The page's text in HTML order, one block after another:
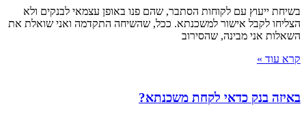
בשיחת ייעוץ עם לקוחות הסתבר, שהם פנו באופן עצמאי לבנקים ולא
הצליחו לקבל אישור למשכנתא. ככל, שהשיחה התקדמה ואני שואלת את
השאלות אני מבינה, שהסירוב
קרא עוד »
באיזה בנק כדאי לקחת משכנתא?